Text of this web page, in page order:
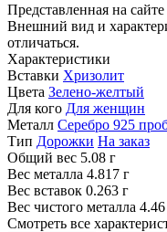
Представленная на
Внешний вид и
отличаться.
Характеристики
Вставки Хризолит
Цвета Зелено-желтый
Для кого Для женщин
Металл Серебро 925
Тип Дорожки На заказ
Общий вес 5.08 г
Вес металла 4.817 г
Вес вставок 0.263 г
Вес чистого металла 4.46
Смотреть все